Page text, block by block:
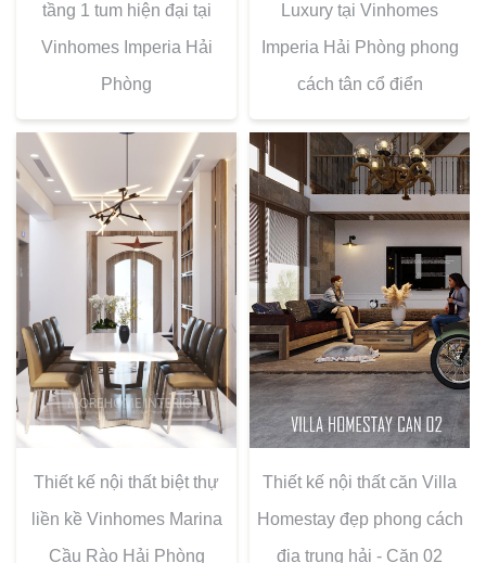
tầng 1 tum hiện đại tại
Vinhomes Imperia Hải
Phòng
Luxury tại Vinhomes
Imperia Hải Phòng phong
cách tân cổ điển
Thiết kế nội thất biệt thự
liền kề Vinhomes Marina
Cầu Rào Hải Phòng
Thiết kế nội thất căn Villa
Homestay đẹp phong cách
địa trung hải - Căn 02